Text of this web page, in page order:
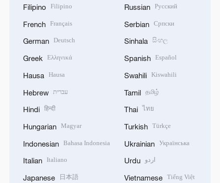
Filipino Filipino
French Français
German Deutsch
Greek Ελληνικά
Hausa Hausa
Hebrew עברית
Hindi हिन्दी
Hungarian Magyar
Indonesian Bahasa Indonesia
Italian Italiano
Japanese 日本語
Russian Русский
Serbian Српски
Sinhala සිංහල
Spanish Español
Swahili Kiswahili
Tamil தமிழ்
Thai ไทย
Turkish Türkçe
Ukrainian Українська
Urdu اردو
Vietnamese Tiếng Việt